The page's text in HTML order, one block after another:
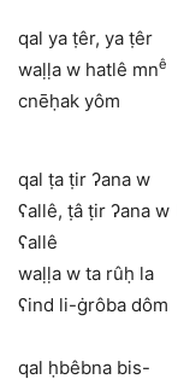
qal ya ṭêr, ya ṭêr
waḷḷa w hatlê mnê
cnēḥak yôm
qal ṭa ṭir ʔana w
ʕallê, ṭâ ṭir ʔana w
ʕallê
waḷḷa w ta rûḥ la
ʕind li-ġrôba dôm
qal ḥbêbna bis-